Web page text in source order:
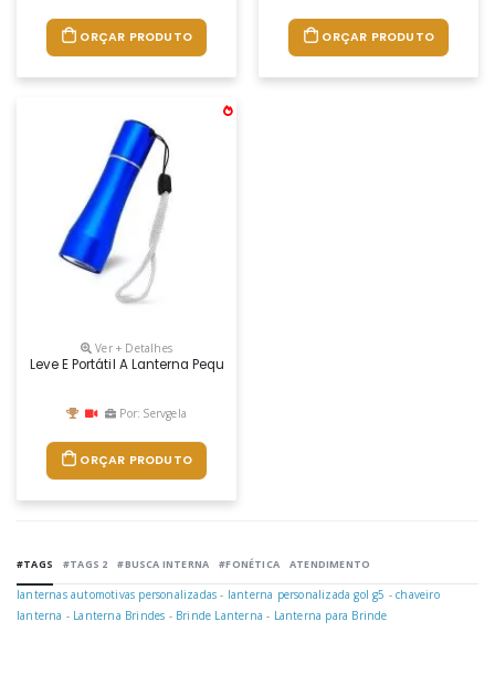
ORÇAR PRODUTO ORÇAR PRODUTO
Ver + Detalhes
Leve E Portátil A Lanterna Pequena Personalizada É Feita De Alumínio
Por: Servgela
ORÇAR PRODUTO
#TAGS #TAGS 2 #BUSCA INTERNA #FONÉTICA ATENDIMENTO
lanternas automotivas personalizadas - lanterna personalizada gol g5 -chaveiro
lanterna - Lanterna Brindes - Brinde Lanterna - Lanterna para Brinde